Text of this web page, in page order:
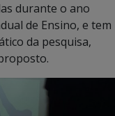
durante o ano
de Ensino, e tem
da pesquisa,